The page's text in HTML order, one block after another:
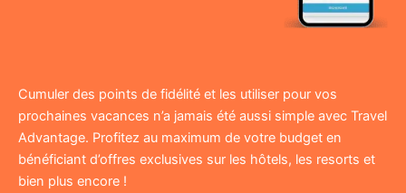
Cumuler des points de fidélité et les utiliser pour vos
prochaines vacances n’a jamais été aussi simple avec Travel
Advantage. Profitez au maximum de votre budget en
bénéficiant d’offres exclusives sur les hôtels, les resorts et
bien plus encore !